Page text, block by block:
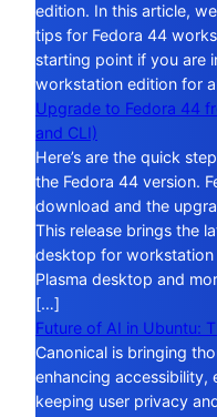
edition. In this article,
tips for Fedora 44
starting point if you are
workstation edition for
Upgrade to Fedora 44
and CLI)
Here’s are the quick
the Fedora 44 version.
download and the
This release brings the
desktop for workstation
Plasma desktop and
[…]
Future of AI in Ubuntu:
Canonical is bringing
enhancing accessibility,
keeping user privacy